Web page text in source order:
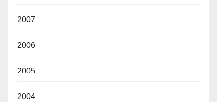
2007
2006
2005
2004